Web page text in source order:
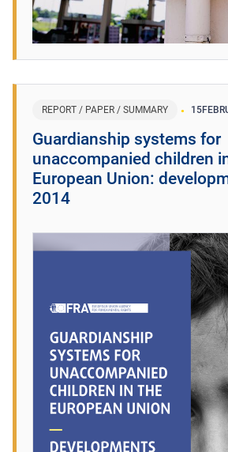
REPORT / PAPER / SUMMARY 15
Guardianship systems for
unaccompanied children
European Union:
2014